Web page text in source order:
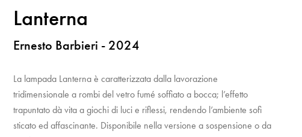
Lanterna
Ernesto Barbieri - 2024
La lampada Lanterna è caratterizzata dalla lavorazione
tridimensionale a rombi del vetro fumé soffiato a bocca; l’effetto
trapuntato dà vita a giochi di luci e riflessi, rendendo l’ambiente sofi
sticato ed affascinante. Disponibile nella versione a sospensione o da